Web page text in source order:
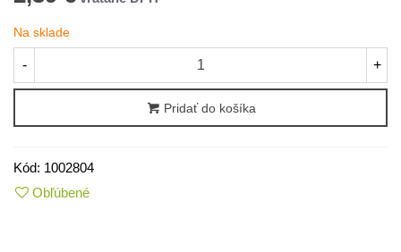
Na sklade
- +
Pridať do košíka
Kód: 1002804
Obľúbené